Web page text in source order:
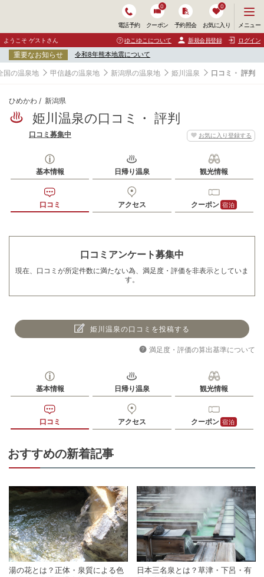
電話予約 クーポン
0
予約照会 お気に入り
0
ニ
ュ
ー
開
く
メニュー
ようこそ ゲストさん ゆこゆこについて 新規会員登録 ログイン
重要なお知らせ 令和8年熊本地震について
国の温泉地 甲信越の温泉地 新潟県の温泉地 姫川温泉 口コミ・ 評判
ひめかわ 新潟県
姫川温泉の口コミ・ 評判
お気に入り登録する
口コミ募集中
基本情報 日帰り温泉 観光情報
口コミ アクセス クーポン 宿泊
口コミアンケート募集中
現在、口コミが所定件数に満たない為、満足度・評価を非表示としていま
す。
姫川温泉の口コミを投稿する
満足度・評価の算出基準について
基本情報 日帰り温泉 観光情報
口コミ アクセス クーポン 宿泊
おすすめの新着記事
湯の花とは？正体・泉質による色
日本三名泉とは？草津・下呂・有